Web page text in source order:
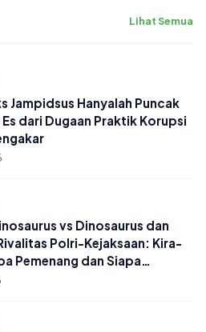
Lihat Semua
Jampidsus Hanyalah Puncak
Es dari Dugaan Praktik Korupsi
vs Dinosaurus dan
Polri-Kejaksaan: Kira-
Pemenang dan Siapa